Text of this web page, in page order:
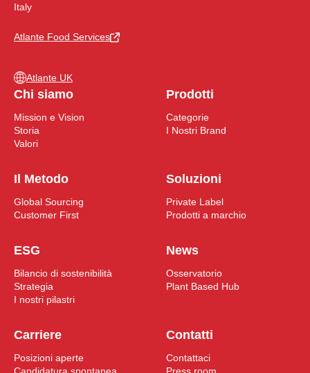
Italy
Atlante Food Services
Atlante UK
Chi siamo
Mission e Vision
Storia
Valori
Prodotti
Categorie
I Nostri Brand
Il Metodo
Global Sourcing
Customer First
Soluzioni
Private Label
Prodotti a marchio
ESG
Bilancio di sostenibilità
Strategia
I nostri pilastri
News
Osservatorio
Plant Based Hub
Carriere
Posizioni aperte
Contatti
Contattaci